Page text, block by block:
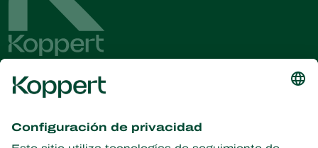
información